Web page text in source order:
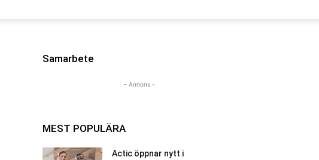
Samarbete
- Annons -
MEST POPULÄRA
Actic öppnar nytt i